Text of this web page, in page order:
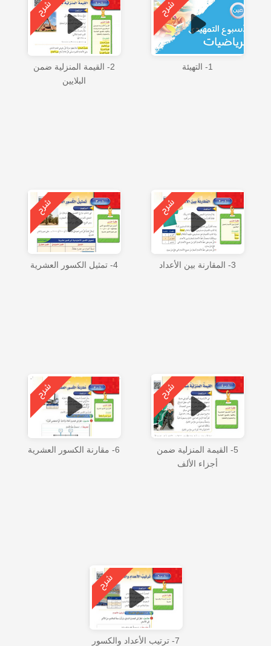
1- التهيئة
2- القيمة المنزلية ضمن
البلايين
3- المقارنة بين الأعداد 4- تمثيل الكسور العشرية
5- القيمة المنزلية ضمن
أجزاء الألف
6- مقارنة الكسور العشرية
7- ترتيب الأعداد والكسور